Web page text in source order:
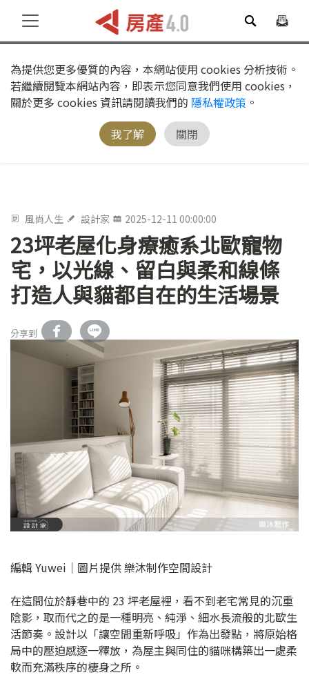
為提供您更多優質的內容，本網站使用 cookies 分析技術。
若繼續閱覽本網站內容，即表示您同意我們使用 cookies，
關於更多 cookies 資訊請閱讀我們的 隱私權政策 。
我了解
關閉
風尚人生 設計家 2025-12-11 00:00:00
23坪老屋化身療癒系北歐寵物
宅，以光線、留白與柔和線條
打造人與貓都自在的生活場景
分享到
編輯 Yuwei｜圖片提供 樂沐制作空間設計
在這間位於靜巷中的 23 坪老屋裡，看不到老宅常見的沉重
陰影，取而代之的是一種明亮、純淨、細水長流般的北歐生
活節奏。設計以「讓空間重新呼吸」作為出發點，將原始格
局中的壓迫感逐一釋放，為屋主與同住的貓咪構築出一處柔
軟而充滿秩序的棲身之所。